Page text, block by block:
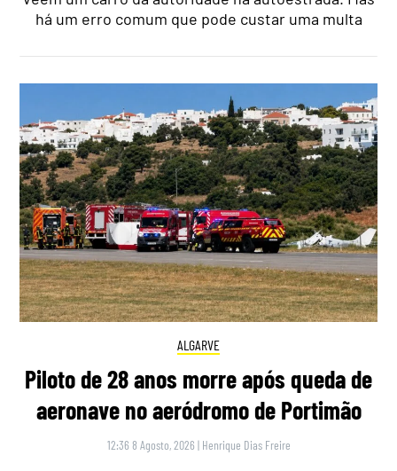
há um erro comum que pode custar uma multa
ALGARVE
Piloto de 28 anos morre após queda de
aeronave no aeródromo de Portimão
12:36 8 Agosto, 2026 | Henrique Dias Freire